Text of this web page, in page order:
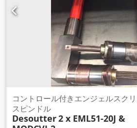
な品質を保証する柔軟性を提供します。
力と互換性があり、標準化されたプラ
な再調整、および総所有コストの削減を
およびメンテナンス用のその他のツール
て提供されます。
コントロール付きエンジェルスク
スピンドル
Desoutter2 x EML51-20J &